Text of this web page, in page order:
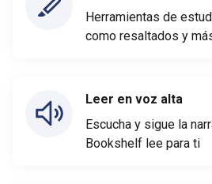
Herramientas de
como resaltados y
Leer en voz alta
Escucha y sigue la
Bookshelf lee para ti